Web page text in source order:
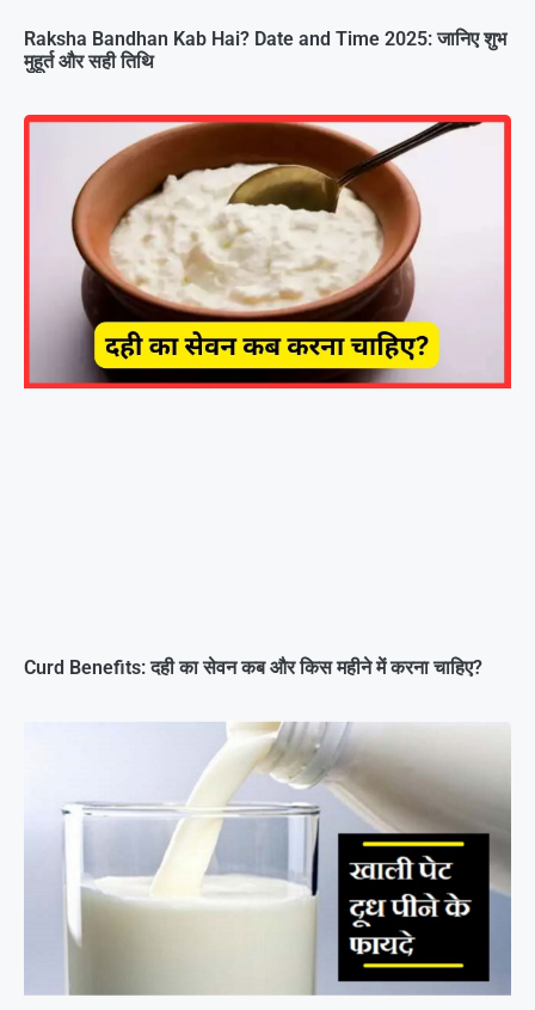
Raksha Bandhan Kab Hai? Date and Time 2025: जानिए शुभ
मुहूर्त और सही तिथि
Curd Benefits: दही का सेवन कब और किस महीने में करना चाहिए?